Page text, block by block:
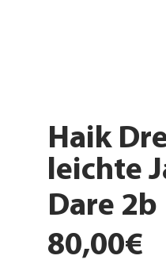
Haik
leichte
Dare 2b
80,00€